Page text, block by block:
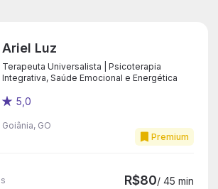
Premium
Ariel Luz
Terapeuta Universalista | Psicoterapia
Integrativa, Saúde Emocional e Energética
5,0
Goiânia, GO
R$80/ 45 min